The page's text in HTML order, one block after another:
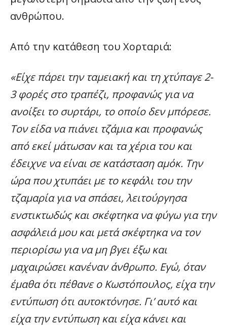
ανθρώπου.
Από την κατάθεση του Χορταριά:
«Είχε πάρει την ταμειακή και τη χτύπαγε 2-
3 φορές στο τραπέζι, προφανώς για να
ανοίξει το συρτάρι, το οποίο δεν μπόρεσε.
Τον είδα να πιάνει τζάμια και προφανώς
από εκεί μάτωσαν και τα χέρια του και
έδειχνε να είναι σε κατάσταση αμόκ. Την
ώρα που χτυπάει με το κεφάλι του την
τζαμαρία για να σπάσει, λειτούργησα
ενστικτωδώς και σκέφτηκα να φύγω για την
ασφάλειά μου και μετά σκέφτηκα να τον
περιορίσω για να μη βγει έξω και
μαχαιρώσει κανέναν άνθρωπο. Εγώ, όταν
έμαθα ότι πέθανε ο Κωστόπουλος, είχα την
εντύπωση ότι αυτοκτόνησε. Γι’ αυτό και
είχα την εντύπωση και είχα κάνει και